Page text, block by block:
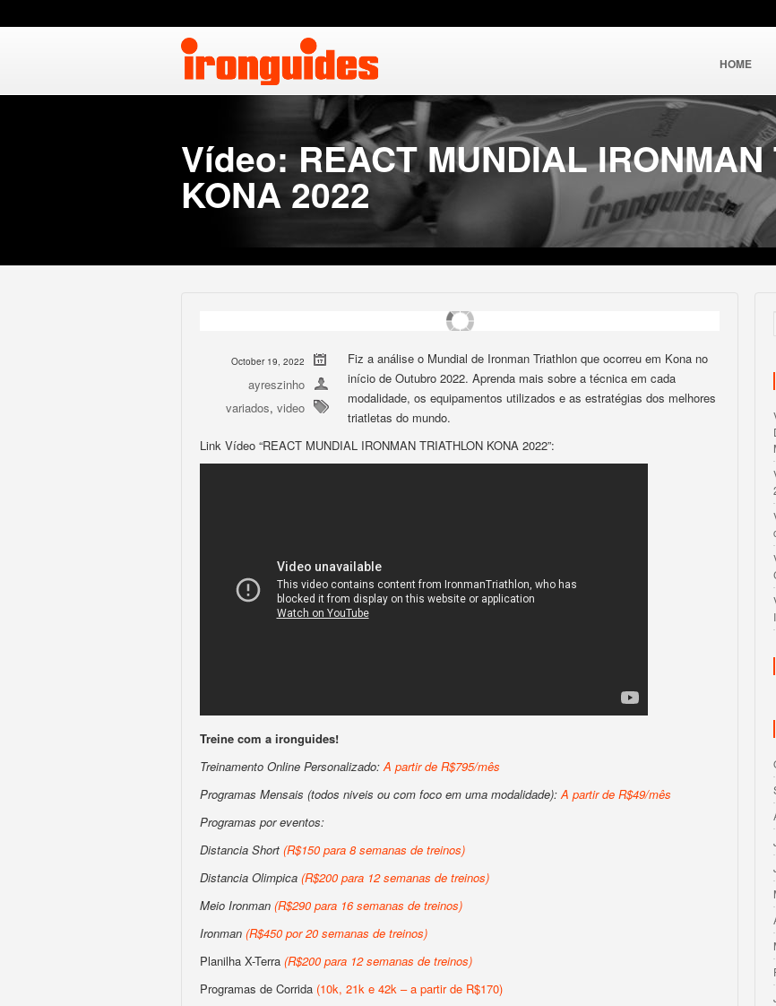
HOME
Vídeo: REACT MUNDIAL IRONMAN
KONA 2022
October 19, 2022
ayreszinho
variados, video
Fiz a análise o Mundial de Ironman Triathlon que ocorreu em Kona no
início de Outubro 2022. Aprenda mais sobre a técnica em cada
modalidade, os equipamentos utilizados e as estratégias dos melhores
triatletas do mundo.
Link Vídeo “REACT MUNDIAL IRONMAN TRIATHLON KONA 2022”:
Treine com a ironguides!
Treinamento Online Personalizado:A partir de R$795/mês
Programas Mensais (todos niveis ou com foco em uma modalidade):A partir de R$49/mês
Programas por eventos:
Distancia Short (R$150 para 8 semanas de treinos)
Distancia Olimpica (R$200 para 12 semanas de treinos)
Meio Ironman (R$290 para 16 semanas de treinos)
Ironman (R$450 por 20 semanas de treinos)
Planilha X-Terra (R$200 para 12 semanas de treinos)
Programas de Corrida (10k, 21k e 42k – a partir de R$170)